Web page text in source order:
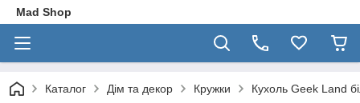
Mad Shop
Каталог Дім та декор Кружки Кухоль Geek Land